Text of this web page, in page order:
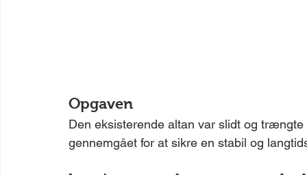
Opgaven
Den eksisterende altan var slidt og
gennemgået for at sikre en stabil og